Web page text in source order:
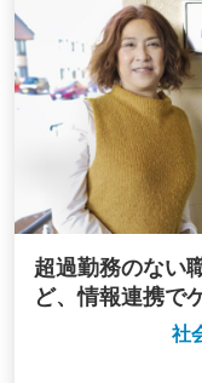
超過勤務のない
ど、情報連携で
社